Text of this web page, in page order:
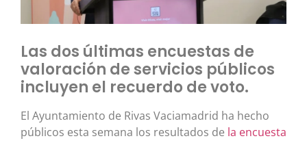
Las dos últimas encuestas de
valoración de servicios públicos
incluyen el recuerdo de voto.
El Ayuntamiento de Rivas Vaciamadrid ha hecho
públicos esta semana los resultados de la encuesta